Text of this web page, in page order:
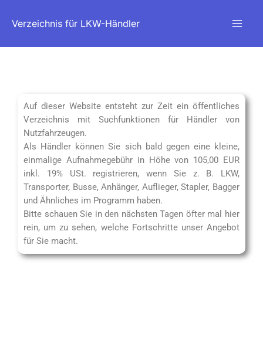
InhaltVerzeichnis für LKW-Händler
Auf dieser Website entsteht zur Zeit ein öffentliches
Verzeichnis mit Suchfunktionen für Händler von
Nutzfahrzeugen.
Als Händler können Sie sich bald gegen eine kleine,
einmalige Aufnahmegebühr in Höhe von 105,00 EUR
inkl. 19% USt. registrieren, wenn Sie z. B. LKW,
Transporter, Busse, Anhänger, Auflieger, Stapler, Bagger
und Ähnliches im Programm haben.
Bitte schauen Sie in den nächsten Tagen öfter mal hier
rein, um zu sehen, welche Fortschritte unser Angebot
für Sie macht.